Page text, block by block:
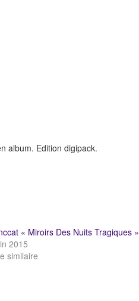
album. Edition digipack.
« Miroirs Des Nuits Tragiques »
2015
similaire